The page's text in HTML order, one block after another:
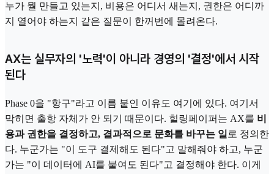
누가 뭘 만들고 있는지, 비용은 어디서 새는지, 권한은 어디까
지 열어야 하는지 같은 질문이 한꺼번에 몰려온다.
AX는 실무자의 '노력'이 아니라 경영의 '결정'에서 시작
된다
Phase 0을 "항구"라고 이름 붙인 이유도 여기에 있다. 여기서
막히면 출항 자체가 안 되기 때문이다. 힐링페이퍼는 AX를 비
용과 권한을 결정하고, 결과적으로 문화를 바꾸는 일 로 정의한
다. 누군가는 "이 도구 결제해도 된다"고 말해줘야 하고, 누군
가는 "이 데이터에 AI를 붙여도 된다"고 결정해야 한다. 이게